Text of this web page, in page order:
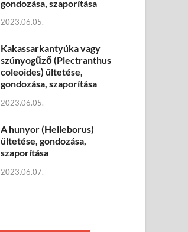
gondozása, szaporítása
2023.06.05.
Kakassarkantyúka vagy
szúnyogűző (Plectranthus
coleoides) ültetése,
gondozása, szaporítása
2023.06.05.
A hunyor (Helleborus)
ültetése, gondozása,
szaporítása
2023.06.07.